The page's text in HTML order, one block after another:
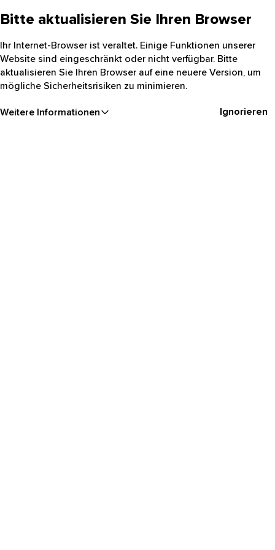
Bitte aktualisieren Sie Ihren Browser
Ihr Internet-Browser ist veraltet. Einige Funktionen unserer
Website sind eingeschränkt oder nicht verfügbar. Bitte
aktualisieren Sie Ihren Browser auf eine neuere Version, um
mögliche Sicherheitsrisiken zu minimieren.
Weitere Informationen Ignorieren